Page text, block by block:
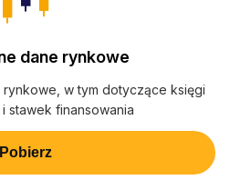
dane rynkowe
w tym dotyczące księgi
stawek finansowania
Pobierz